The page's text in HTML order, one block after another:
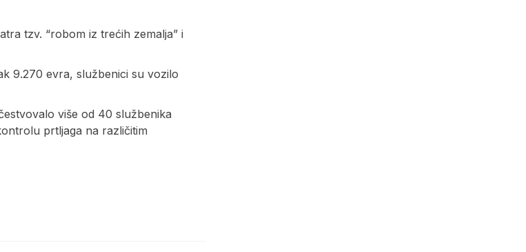
tzv. “robom iz trećih zemalja” i
9.270 evra, službenici su vozilo
više od 40 službenika
prtljaga na različitim